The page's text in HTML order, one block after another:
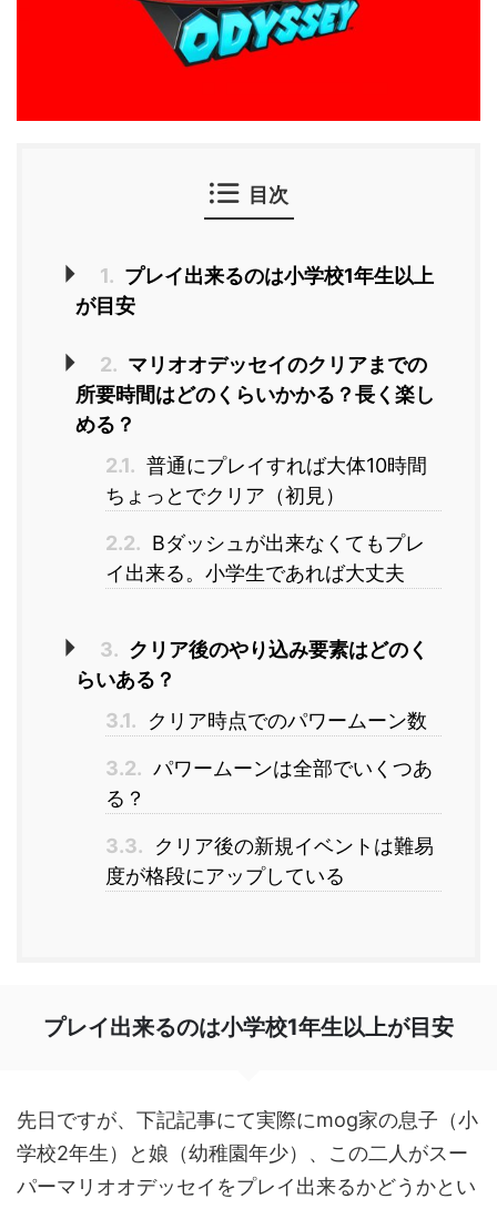
目次
1. プレイ出来るのは小学校1年生以上
が目安
2. マリオオデッセイのクリアまでの
所要時間はどのくらいかかる？長く楽し
める？
2.1. 普通にプレイすれば大体10時間
ちょっとでクリア（初見）
2.2. Bダッシュが出来なくてもプレ
イ出来る。小学生であれば大丈夫
3. クリア後のやり込み要素はどのく
らいある？
3.1.
クリア時点でのパワームーン数
3.2. パワームーンは全部でいくつあ
る？
3.3.
クリア後の新規イベントは難易
度が格段にアップしている
プレイ出来るのは小学校1年生以上が目安
先日ですが、下記記事にて実際にmog家の息子（小
学校2年生）と娘（幼稚園年少）、この二人がスー
パーマリオオデッセイをプレイ出来るかどうかとい